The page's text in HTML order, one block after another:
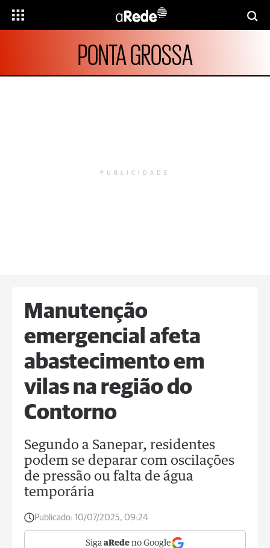
PONTA GROSSA
PUBLICIDADE
Manutenção
emergencial afeta
abastecimento em
vilas na região do
Contorno
Segundo a Sanepar, residentes
podem se deparar com oscilações
de pressão ou falta de água
temporária
Publicado: 10/07/2025, 09:24
Siga aRede no Google